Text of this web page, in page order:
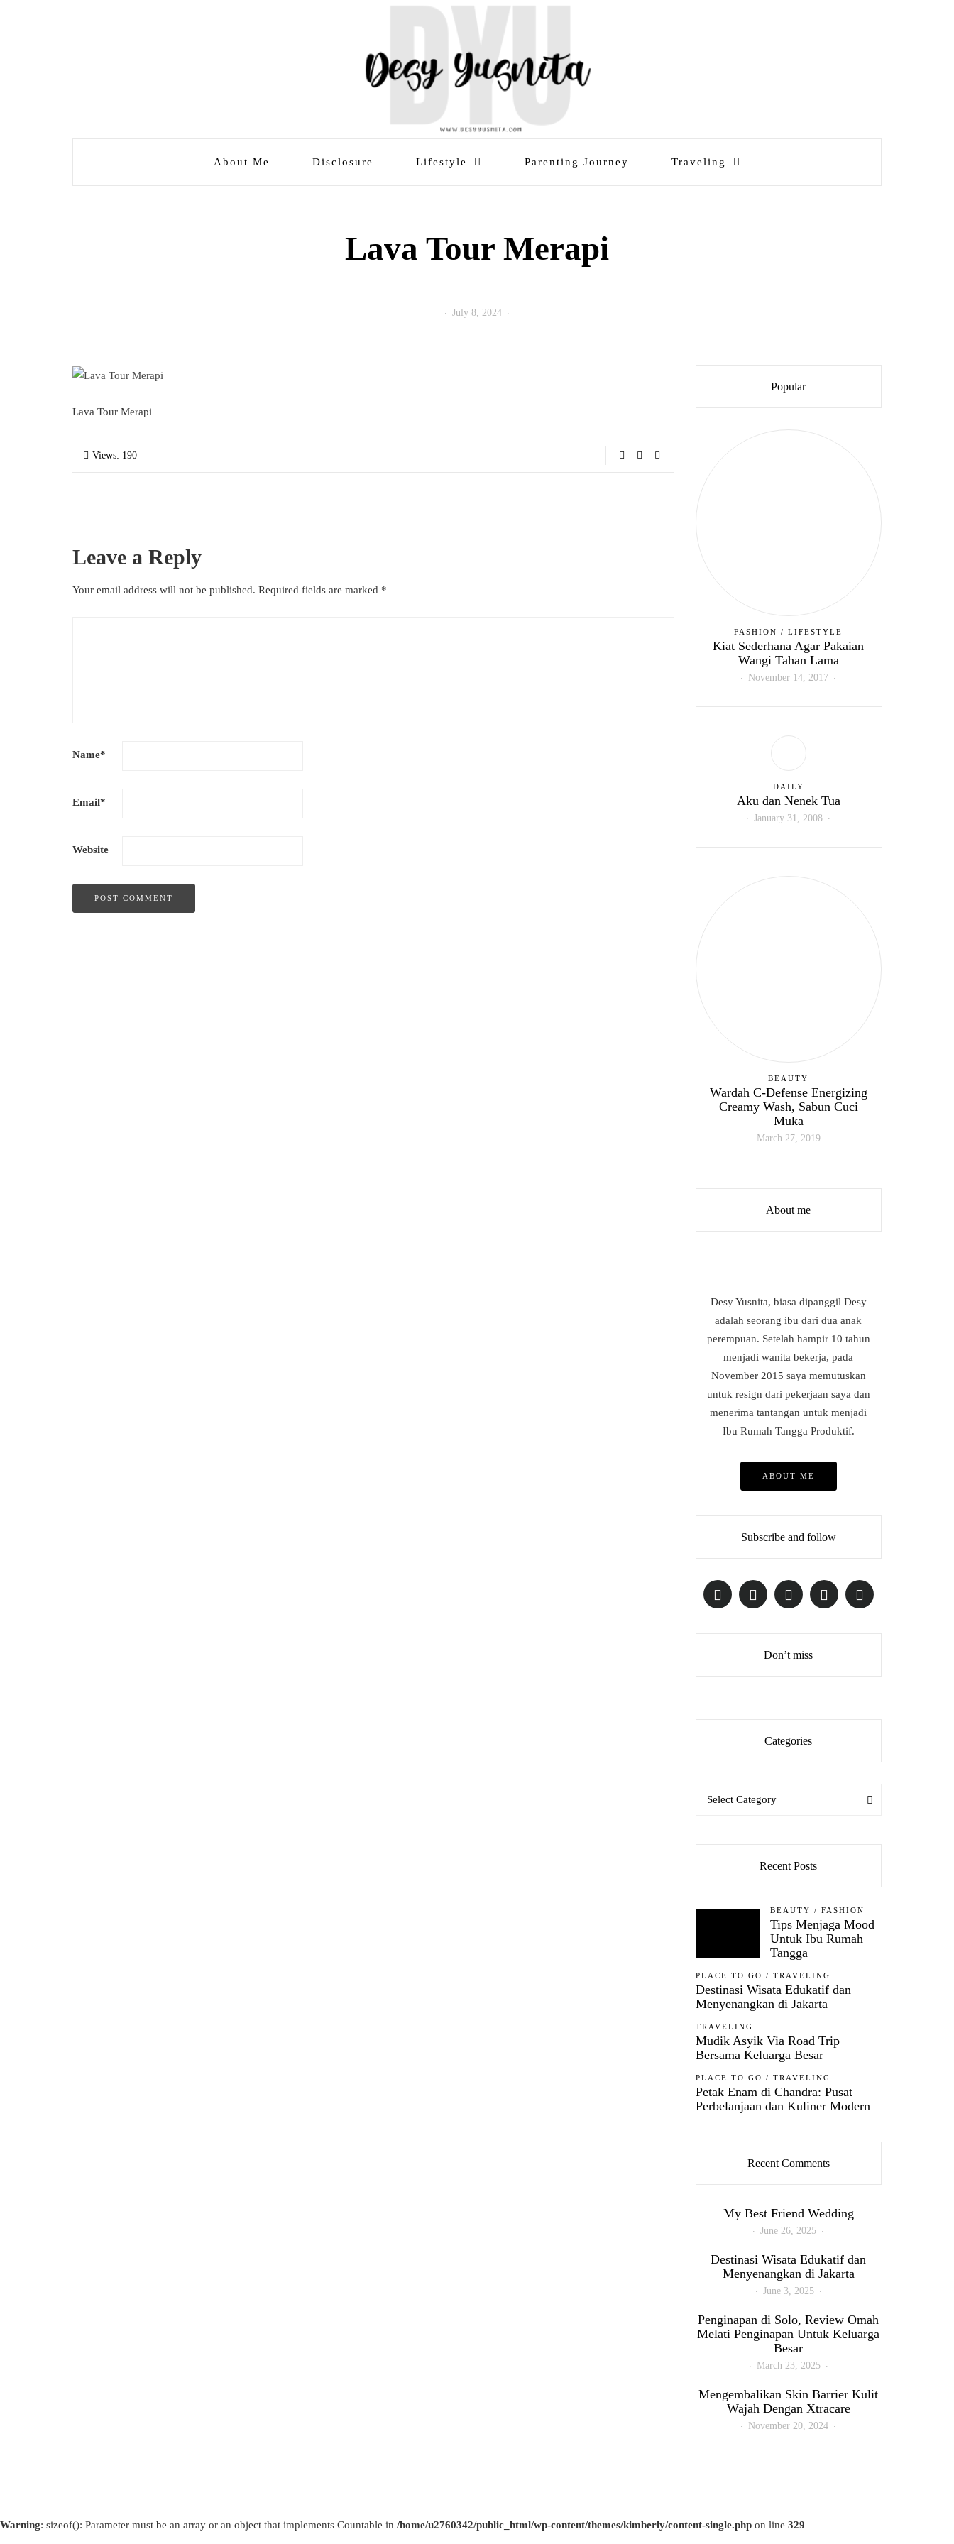
About Me Disclosure Lifestyle Parenting Journey Traveling
Lava Tour Merapi
July 8, 2024
Lava Tour Merapi
Views: 190
Leave a Reply
Your email address will not be published. Required fields are marked *
Name*
Email*
Website
Popular
FASHION /LIFESTYLE
Kiat Sederhana Agar Pakaian
Wangi Tahan Lama
November 14, 2017
DAILY
Aku dan Nenek Tua
January 31, 2008
BEAUTY
Wardah C-Defense Energizing
Creamy Wash, Sabun Cuci
Muka
March 27, 2019
About me
Desy Yusnita, biasa dipanggil Desy
adalah seorang ibu dari dua anak
perempuan. Setelah hampir 10 tahun
menjadi wanita bekerja, pada
November 2015 saya memutuskan
untuk resign dari pekerjaan saya dan
menerima tantangan untuk menjadi
Ibu Rumah Tangga Produktif.
ABOUT ME
Subscribe and follow
Don’t miss
Categories
Select Category
Recent Posts
BEAUTY / FASHION
Tips Menjaga Mood
Untuk Ibu Rumah
Tangga
PLACE TO GO / TRAVELING
Destinasi Wisata Edukatif dan
Menyenangkan di Jakarta
TRAVELING
Mudik Asyik Via Road Trip
Bersama Keluarga Besar
PLACE TO GO / TRAVELING
Petak Enam di Chandra: Pusat
Perbelanjaan dan Kuliner Modern
Recent Comments
My Best Friend Wedding
June 26, 2025
Destinasi Wisata Edukatif dan
Menyenangkan di Jakarta
June 3, 2025
Penginapan di Solo, Review Omah
Melati Penginapan Untuk Keluarga
Besar
March 23, 2025
Mengembalikan Skin Barrier Kulit
Wajah Dengan Xtracare
November 20, 2024
Warning: sizeof(): Parameter must be an array or an object that implements Countable in /home/u2760342/public_html/wp-content/themes/kimberly/content-single.php on line 329